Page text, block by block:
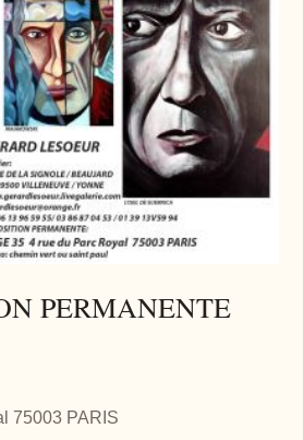
PERMANENTE
75003 PARIS